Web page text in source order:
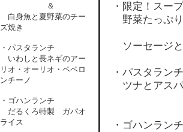
・限定！スー
野菜たっぷ
ソーセージ
・パスタランチ
ツナとアス
・ゴハンランチ
＆
白身魚と夏野菜のチー
ズ焼き
・パスタランチ
いわしと長ネギのアー
リオ・オーリオ・ペペロ
ンチーノ
・ゴハンランチ
だるくろ特製 ガパオ
ライス